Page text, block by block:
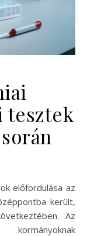
tesztek
került,
Az